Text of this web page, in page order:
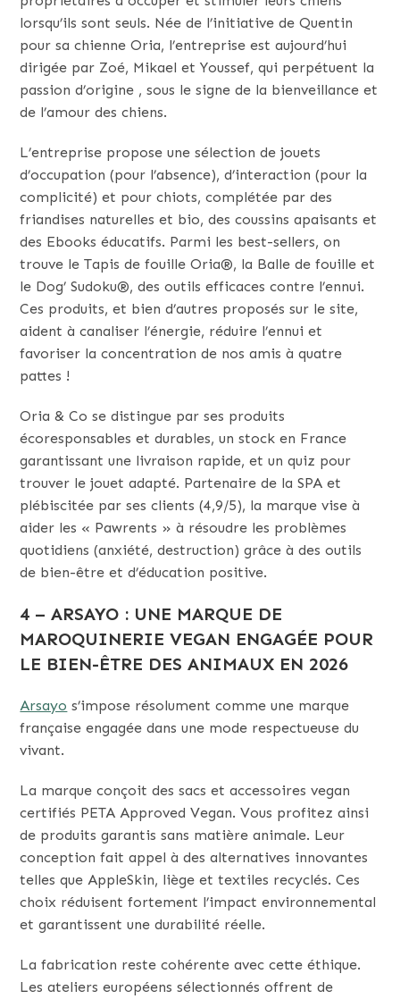
lorsqu’ils sont seuls. Née de l’initiative de Quentin
pour sa chienne Oria, l’entreprise est aujourd’hui
dirigée par Zoé, Mikael et Youssef, qui perpétuent la
passion d’origine , sous le signe de la bienveillance et
de l’amour des chiens.
L’entreprise propose une sélection de jouets
d’occupation (pour l’absence), d’interaction (pour la
complicité) et pour chiots, complétée par des
friandises naturelles et bio, des coussins apaisants et
des Ebooks éducatifs. Parmi les best-sellers, on
trouve le Tapis de fouille Oria®, la Balle de fouille et
le Dog’ Sudoku®, des outils efficaces contre l’ennui.
Ces produits, et bien d’autres proposés sur le site,
aident à canaliser l’énergie, réduire l’ennui et
favoriser la concentration de nos amis à quatre
pattes !
Oria & Co se distingue par ses produits
écoresponsables et durables, un stock en France
garantissant une livraison rapide, et un quiz pour
trouver le jouet adapté. Partenaire de la SPA et
plébiscitée par ses clients (4,9/5), la marque vise à
aider les « Pawrents » à résoudre les problèmes
quotidiens (anxiété, destruction) grâce à des outils
de bien-être et d’éducation positive.
4 – ARSAYO : UNE MARQUE DE
MAROQUINERIE VEGAN ENGAGÉE POUR
LE BIEN-ÊTRE DES ANIMAUX EN 2026
Arsayo s’impose résolument comme une marque
française engagée dans une mode respectueuse du
vivant.
La marque conçoit des sacs et accessoires vegan
certifiés PETA Approved Vegan. Vous profitez ainsi
de produits garantis sans matière animale. Leur
conception fait appel à des alternatives innovantes
telles que AppleSkin, liège et textiles recyclés. Ces
choix réduisent fortement l’impact environnemental
et garantissent une durabilité réelle.
La fabrication reste cohérente avec cette éthique.
Les ateliers européens sélectionnés offrent de